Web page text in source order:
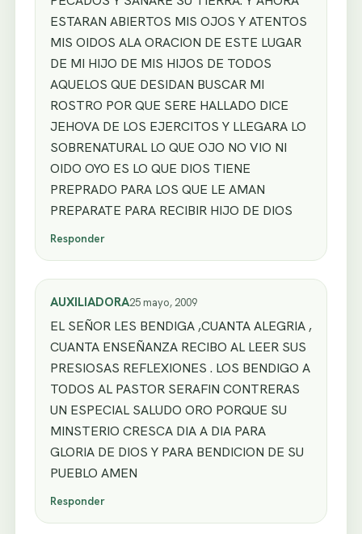
ESTARAN ABIERTOS MIS OJOS Y ATENTOS
MIS OIDOS ALA ORACION DE ESTE LUGAR
DE MI HIJO DE MIS HIJOS DE TODOS
AQUELOS QUE DESIDAN BUSCAR MI
ROSTRO POR QUE SERE HALLADO DICE
JEHOVA DE LOS EJERCITOS Y LLEGARA LO
SOBRENATURAL LO QUE OJO NO VIO NI
OIDO OYO ES LO QUE DIOS TIENE
PREPRADO PARA LOS QUE LE AMAN
PREPARATE PARA RECIBIR HIJO DE DIOS
Responder
AUXILIADORA25 mayo, 2009
EL SEÑOR LES BENDIGA ,CUANTA ALEGRIA ,
CUANTA ENSEÑANZA RECIBO AL LEER SUS
PRESIOSAS REFLEXIONES . LOS BENDIGO A
TODOS AL PASTOR SERAFIN CONTRERAS
UN ESPECIAL SALUDO ORO PORQUE SU
MINSTERIO CRESCA DIA A DIA PARA
GLORIA DE DIOS Y PARA BENDICION DE SU
PUEBLO AMEN
Responder